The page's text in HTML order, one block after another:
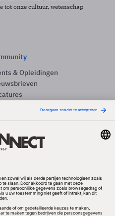
tot onze cultuur, wetenschap
& Opleidingen